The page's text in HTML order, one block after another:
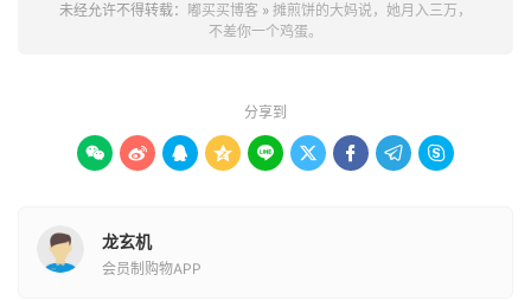
未经允许不得转载： 嘟买买博客 » 摊煎饼的大妈说，她月入三万，
不差你一个鸡蛋。
分享到
        
龙玄机
会员制购物APP